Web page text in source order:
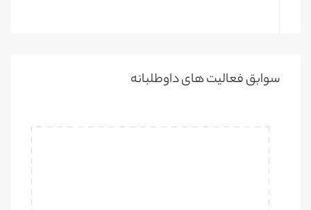
سوابق فعالیت های داوطلبانه